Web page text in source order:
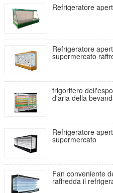
Refrigeratore
Refrigeratore
supermercato
frigorifero
d'aria della
Refrigeratore
supermercato
Fan conveniente
raffredda il